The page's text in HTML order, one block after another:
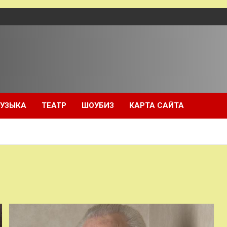
ТЕАТР ШОУБИЗ КАРТА САЙТА